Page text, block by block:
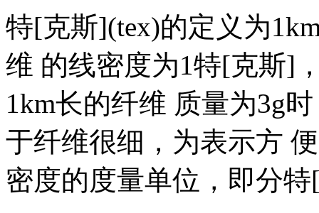
特[克斯](tex)的定义为
维 的线密度为1特[克斯]
1km长的纤维 质量为3g
于纤维很细，为表示方
密度的度量单位，即分特